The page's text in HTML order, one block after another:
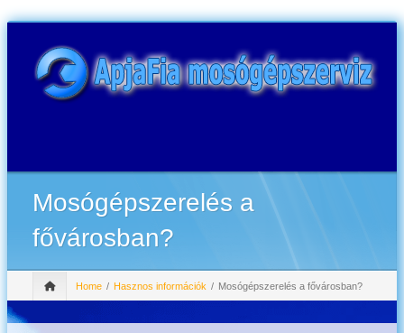
Mosógépszerelés a
fővárosban?
Home Hasznos információk Mosógépszerelés a fővárosban?